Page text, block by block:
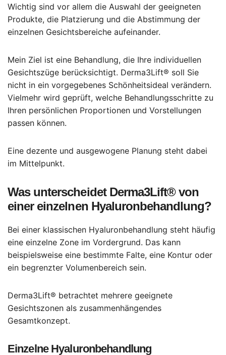
Wichtig sind vor allem die Auswahl der geeigneten
Produkte, die Platzierung und die Abstimmung der
einzelnen Gesichtsbereiche aufeinander.
Mein Ziel ist eine Behandlung, die Ihre individuellen
Gesichtszüge berücksichtigt. Derma3Lift® soll Sie
nicht in ein vorgegebenes Schönheitsideal verändern.
Vielmehr wird geprüft, welche Behandlungsschritte zu
Ihren persönlichen Proportionen und Vorstellungen
passen können.
Eine dezente und ausgewogene Planung steht dabei
im Mittelpunkt.
Was unterscheidet Derma3Lift® von
einer einzelnen Hyaluronbehandlung?
Bei einer klassischen Hyaluronbehandlung steht häufig
eine einzelne Zone im Vordergrund. Das kann
beispielsweise eine bestimmte Falte, eine Kontur oder
ein begrenzter Volumenbereich sein.
Derma3Lift® betrachtet mehrere geeignete
Gesichtszonen als zusammenhängendes
Gesamtkonzept.
Einzelne Hyaluronbehandlung